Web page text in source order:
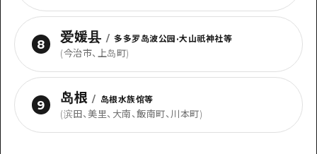
8 爱媛县 / 多多罗岛波公园·大山祇神社等
(今治市、上岛町)
9 岛根 / 岛根水族馆等
(滨田、美里、大南、飯南町、川本町)